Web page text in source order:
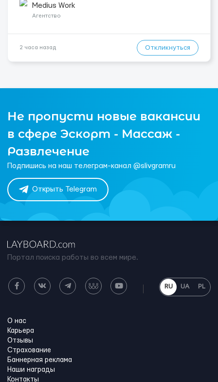
деменції. Ночной уход: ...
Medius Work
Агентство
2 часа назад Откликнуться
Не пропусти новые вакансии
в сфере Эскорт - Массаж -
Развлечение
Подпишись на наш телеграм-канал @slivgramru
Открыть Telegram
Портал поиска работы во всем мире.
RU UA PL
О нас
Карьера
Отзывы
Страхование
Баннерная реклама
Наши награды
Контакты